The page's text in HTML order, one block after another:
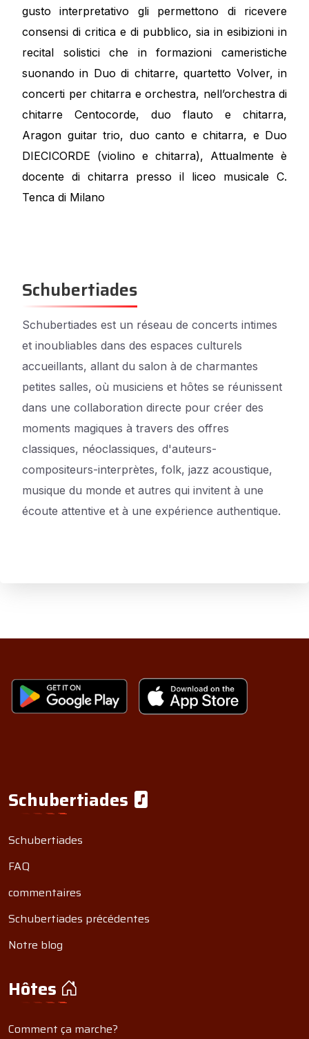
gusto interpretativo gli permettono di ricevere
consensi di critica e di pubblico, sia in esibizioni in
recital solistici che in formazioni cameristiche
suonando in Duo di chitarre, quartetto Volver, in
concerti per chitarra e orchestra, nell’orchestra di
chitarre Centocorde, duo flauto e chitarra,
Aragon guitar trio, duo canto e chitarra, e Duo
DIECICORDE (violino e chitarra), Attualmente è
docente di chitarra presso il liceo musicale C.
Tenca di Milano
Schubertiades
Schubertiades est un réseau de concerts intimes
et inoubliables dans des espaces culturels
accueillants, allant du salon à de charmantes
petites salles, où musiciens et hôtes se réunissent
dans une collaboration directe pour créer des
moments magiques à travers des offres
classiques, néoclassiques, d'auteurs-
compositeurs-interprètes, folk, jazz acoustique,
musique du monde et autres qui invitent à une
écoute attentive et à une expérience authentique.
Schubertiades
Schubertiades
FAQ
commentaires
Schubertiades précédentes
Notre blog
Hôtes
Comment ça marche?